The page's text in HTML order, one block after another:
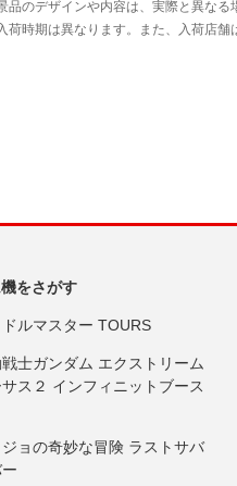
をさがす
ルマスター TOURS
士ガンダム エクストリーム
ス２ インフィニットブース
ョの奇妙な冒険 ラストサバ